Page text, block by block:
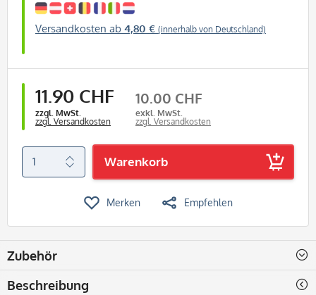
Versandkosten ab 4,80 € (innerhalb von Deutschland)
11.90 CHF
zzgl. MwSt.
zzgl. Versandkosten
10.00 CHF
exkl. MwSt.
zzgl. Versandkosten
Warenkorb
Merken Empfehlen
Zubehör
Beschreibung